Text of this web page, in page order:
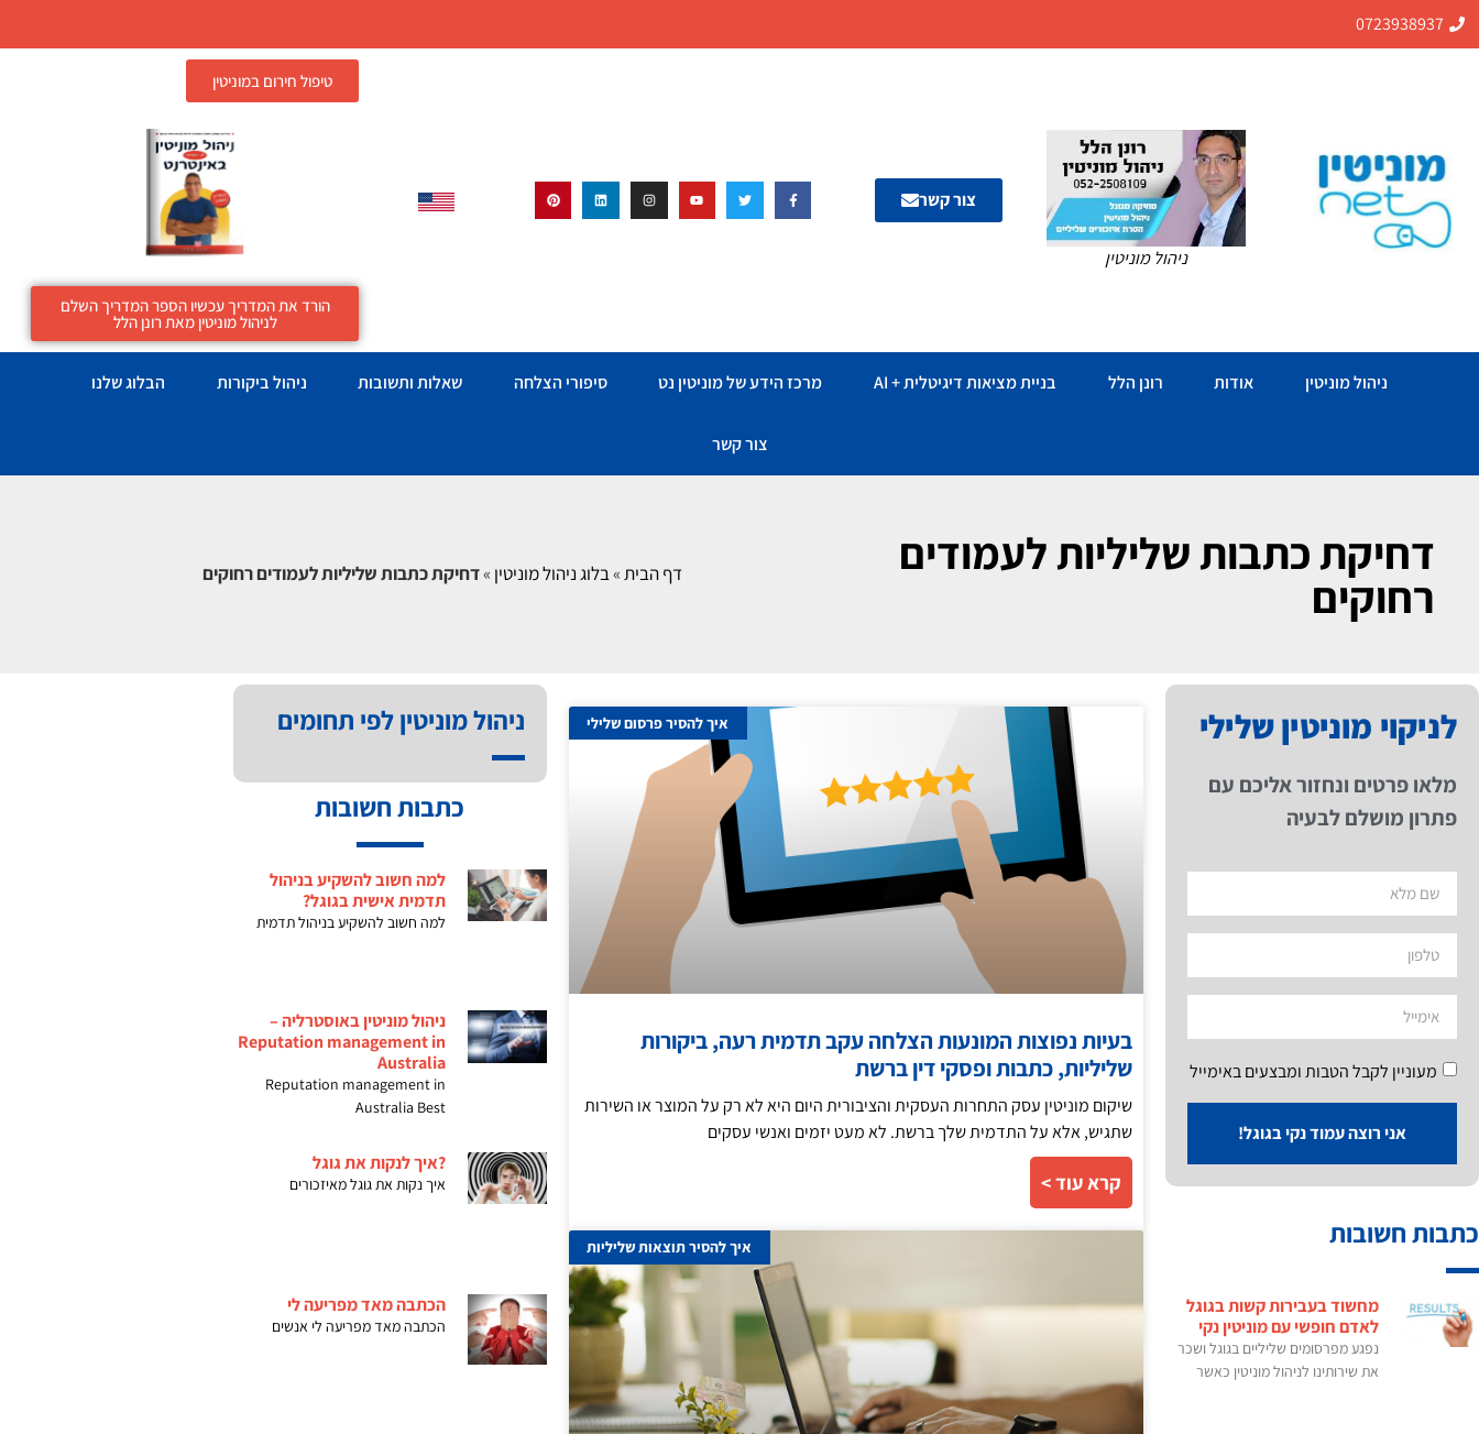
0723938937
ניהול מוניטין
צור קשר
טיפול חירום במוניטין
הורד את המדריך עכשיו הספר המדריך השלם
לניהול מוניטין מאת רונן הלל
ניהול מוניטין אודות רונן הלל בניית מציאות דיגיטלית + AI מרכז הידע של מוניטין נט סיפורי הצלחה שאלות ותשובות ניהול ביקורות הבלוג שלנו
צור קשר
דחיקת כתבות שליליות לעמודים
רחוקים דף הבית»בלוג ניהול מוניטין »דחיקת כתבות שליליות לעמודים רחוקים
לניקוי מוניטין שלילי
מלאו פרטים ונחזור אליכם עם
פתרון מושלם לבעיה
מעוניין לקבל הטבות ומבצעים באימייל
אני רוצה עמוד נקי בגוגל!
כתבות חשובות
מחשוד בעבירות קשות בגוגל
לאדם חופשי עם מוניטין נקי
נפגע מפרסומים שליליים בגוגל ושכר
את שירותינו לניהול מוניטין כאשר
איך להסיר פרסום שלילי
בעיות נפוצות המונעות הצלחה עקב תדמית רעה, ביקורות
שליליות, כתבות ופסקי דין ברשת
שיקום מוניטין עסק התחרות העסקית והציבורית היום היא לא רק על המוצר או השירות
שתגיש, אלא על התדמית שלך ברשת. לא מעט יזמים ואנשי עסקים
קרא עוד >
איך להסיר תוצאות שליליות
ניהול מוניטין לפי תחומים
כתבות חשובות
למה חשוב להשקיע בניהול
תדמית אישית בגוגל?
למה חשוב להשקיע בניהול תדמית
ניהול מוניטין באוסטרליה –
Reputation management in
Australia
Reputation management in
Australia Best
?איך לנקות את גוגל
איך נקות את גוגל מאיזכורים
הכתבה מאד מפריעה לי
הכתבה מאד מפריעה לי אנשים